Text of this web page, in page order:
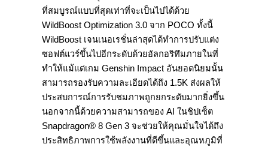
ที่สมบูรณ์แบบที่สุดเท่าที่จะเป็นไปได้ด้วย
WildBoost Optimization 3.0 จาก POCO ทั้งนี้
WildBoost เจนเนอเรชั่นล่าสุดได้ทำการปรับแต่ง
ซอฟต์แวร์ขึ้นไปอีกระดับด้วยอัลกอริทึมภายในที่
ทำให้แม้แต่เกม Genshin Impact อันยอดนิยมนั้น
สามารถรองรับความละเอียดได้ถึง 1.5K ส่งผลให้
ประสบการณ์การรับชมภาพถูกยกระดับมากยิ่งขึ้น
นอกจากนี้ด้วยความสามารถของ AI ในชิปเซ็ต
Snapdragon® 8 Gen 3 จะช่วยให้คุณมั่นใจได้ถึง
ประสิทธิภาพการใช้พลังงานที่ดีขึ้นและอุณหภูมิที่